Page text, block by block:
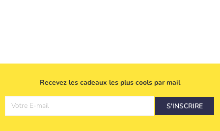
Recevez les cadeaux les plus cools par mail
Votre E-mail S'INSCRIRE